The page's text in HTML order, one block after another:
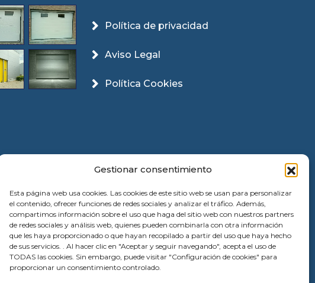
Gestionar consentimiento
Esta página web usa cookies. Las cookies de este sitio web se usan para personalizar
el contenido, ofrecer funciones de redes sociales y analizar el tráfico. Además,
compartimos información sobre el uso que haga del sitio web con nuestros partners
de redes sociales y análisis web, quienes pueden combinarla con otra información
que les haya proporcionado o que hayan recopilado a partir del uso que haya hecho
de sus servicios. . Al hacer clic en "Aceptar y seguir navegando", acepta el uso de
TODAS las cookies. Sin embargo, puede visitar "Configuración de cookies" para
proporcionar un consentimiento controlado.
Política de privacidad
Aviso Legal
Política Cookies